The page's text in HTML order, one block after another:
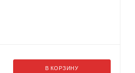
В КОРЗИНУ